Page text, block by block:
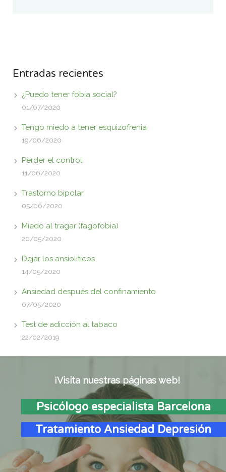
Entradas recientes
¿Puedo tener fobia social?
01/07/2020
Tengo miedo a tener esquizofrenia
19/06/2020
Perder el control
11/06/2020
Trastorno bipolar
05/06/2020
Miedo al tragar (fagofobia)
20/05/2020
Dejar los ansiolíticos
14/05/2020
Ansiedad después del confinamiento
07/05/2020
Test de adicción al tabaco
22/02/2019
¡Visita nuestras páginas web!
Psicólogo especialista Barcelona
Tratamiento Ansiedad Depresión